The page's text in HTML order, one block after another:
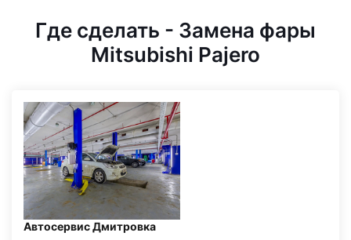
Где сделать - Замена фары
Mitsubishi Pajero
Автосервис Дмитровка